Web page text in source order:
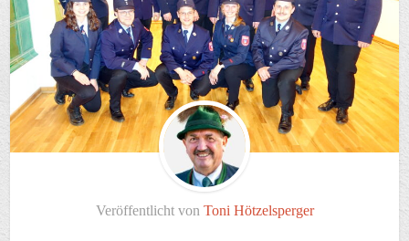
Veröffentlicht von Toni Hötzelsperger